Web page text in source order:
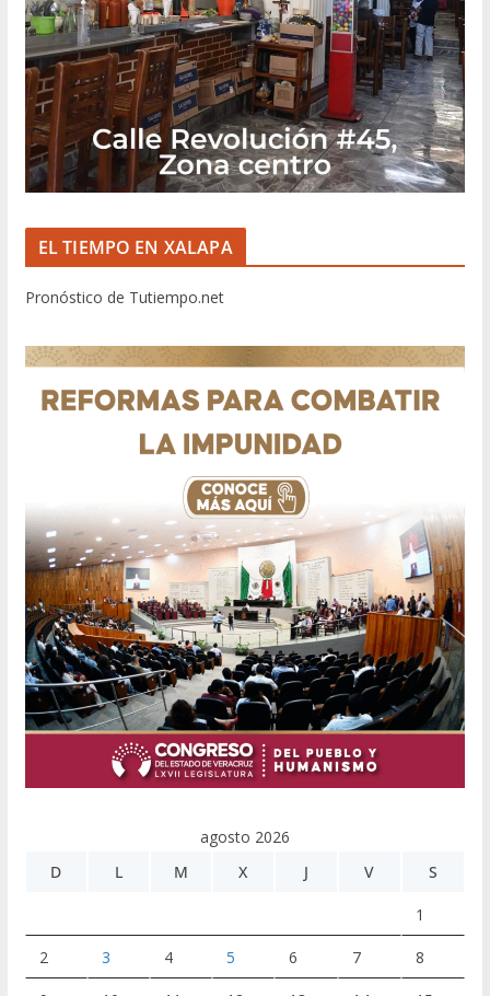
EL TIEMPO EN XALAPA
Pronóstico de Tutiempo.net
agosto 2026
D
L M X J V S
1
2 3 4 5 6 7 8